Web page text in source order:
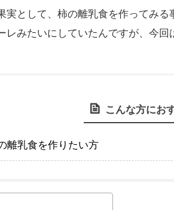
実として、柿の離乳食を作ってみ
レみたいにしていたんですが、今
こんな方にお
離乳食を作りたい方